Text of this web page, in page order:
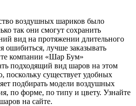
воздушных шариков было
так они смогут сохранить
вид на протяжении длительного
ошибиться, лучше заказывать
компании «Шар Бум»
подходящий вид шаров на этом
поскольку существует удобных
подбирать модели воздушных
по форме, по типу и цвету. Узнайте
на сайте.